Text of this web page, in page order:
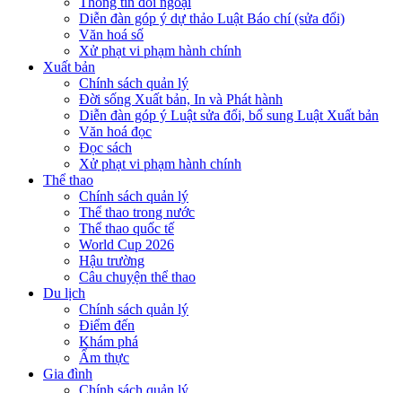
Diễn đàn góp ý dự thảo Luật Báo chí (sửa đổi)
Văn hoá số
Xử phạt vi phạm hành chính
Xuất bản
Chính sách quản lý
Đời sống Xuất bản, In và Phát hành
Diễn đàn góp ý Luật sửa đổi, bổ sung Luật Xuất bản
Văn hoá đọc
Đọc sách
Xử phạt vi phạm hành chính
Thể thao
Chính sách quản lý
Thể thao trong nước
Thể thao quốc tế
World Cup 2026
Hậu trường
Câu chuyện thể thao
Du lịch
Chính sách quản lý
Điểm đến
Khám phá
Ẩm thực
Gia đình
Chính sách quản lý